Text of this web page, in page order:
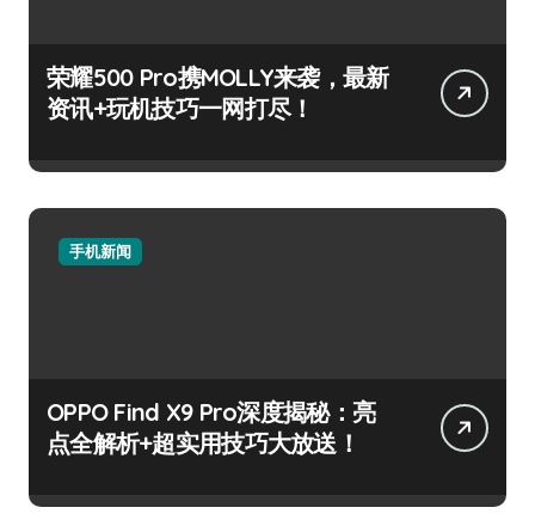
荣耀500 Pro携MOLLY来袭，最新
资讯+玩机技巧一网打尽！
手机新闻
OPPO Find X9 Pro深度揭秘：亮
点全解析+超实用技巧大放送！